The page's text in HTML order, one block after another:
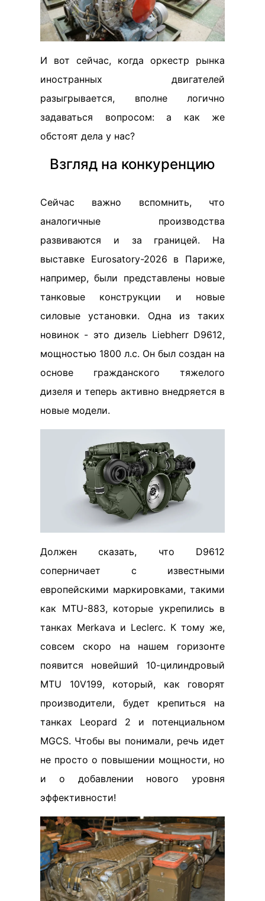
И вот сейчас, когда оркестр рынка
иностранных двигателей
разыгрывается, вполне логично
задаваться вопросом: а как же
обстоят дела у нас?
Взгляд на конкуренцию
Сейчас важно вспомнить, что
аналогичные производства
развиваются и за границей. На
выставке Eurosatory-2026 в Париже,
например, были представлены новые
танковые конструкции и новые
силовые установки. Одна из таких
новинок - это дизель Liebherr D9612,
мощностью 1800 л.с. Он был создан на
основе гражданского тяжелого
дизеля и теперь активно внедряется в
новые модели.
Должен сказать, что D9612
соперничает с известными
европейскими маркировками, такими
как MTU-883, которые укрепились в
танках Merkava и Leclerc. К тому же,
совсем скоро на нашем горизонте
появится новейший 10-цилиндровый
MTU 10V199, который, как говорят
производители, будет крепиться на
танках Leopard 2 и потенциальном
MGCS. Чтобы вы понимали, речь идет
не просто о повышении мощности, но
и о добавлении нового уровня
эффективности!